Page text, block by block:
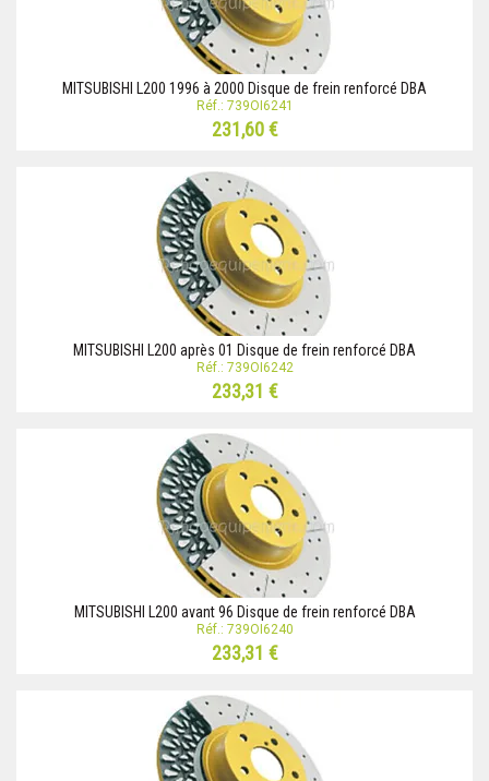
MITSUBISHI L200 1996 à 2000 Disque de frein renforcé DBA
Réf.: 739OI6241
231,60 €
MITSUBISHI L200 après 01 Disque de frein renforcé DBA
Réf.: 739OI6242
233,31 €
MITSUBISHI L200 avant 96 Disque de frein renforcé DBA
Réf.: 739OI6240
233,31 €